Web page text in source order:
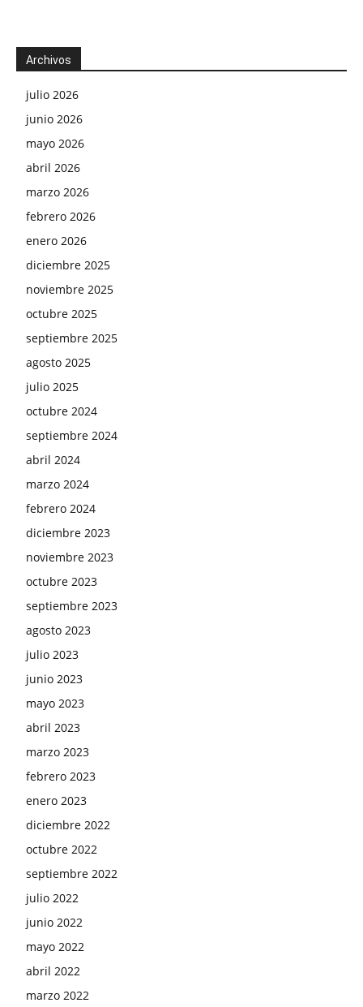
Archivos
julio 2026
junio 2026
mayo 2026
abril 2026
marzo 2026
febrero 2026
enero 2026
diciembre 2025
noviembre 2025
octubre 2025
septiembre 2025
agosto 2025
julio 2025
octubre 2024
septiembre 2024
abril 2024
marzo 2024
febrero 2024
diciembre 2023
noviembre 2023
octubre 2023
septiembre 2023
agosto 2023
julio 2023
junio 2023
mayo 2023
abril 2023
marzo 2023
febrero 2023
enero 2023
diciembre 2022
octubre 2022
septiembre 2022
julio 2022
junio 2022
mayo 2022
abril 2022
marzo 2022